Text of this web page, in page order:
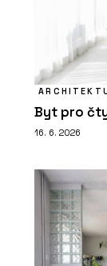
Byt pro
16. 6. 2026